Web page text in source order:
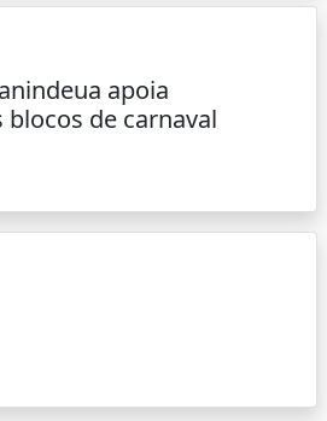
apoia
de carnaval